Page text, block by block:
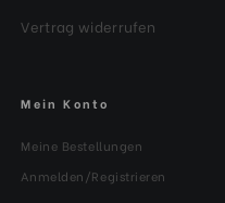
Vertrag widerrufen
Mein Konto
Meine Bestellungen
Anmelden/Registrieren